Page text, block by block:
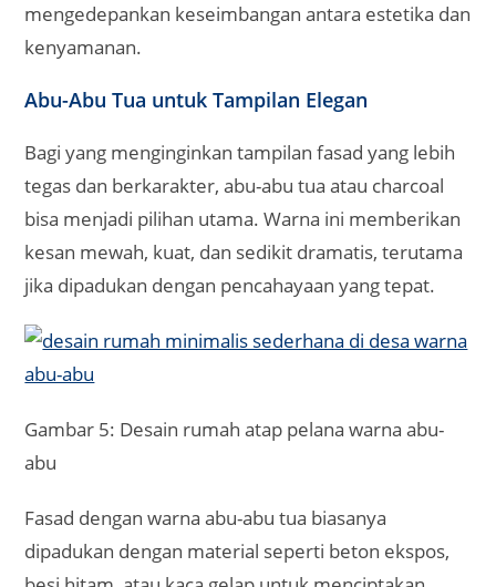
mengedepankan keseimbangan antara estetika dan
kenyamanan.
Abu-Abu Tua untuk Tampilan Elegan
Bagi yang menginginkan tampilan fasad yang lebih
tegas dan berkarakter, abu-abu tua atau charcoal
bisa menjadi pilihan utama. Warna ini memberikan
kesan mewah, kuat, dan sedikit dramatis, terutama
jika dipadukan dengan pencahayaan yang tepat.
Gambar 5: Desain rumah atap pelana warna abu-
abu
Fasad dengan warna abu-abu tua biasanya
dipadukan dengan material seperti beton ekspos,